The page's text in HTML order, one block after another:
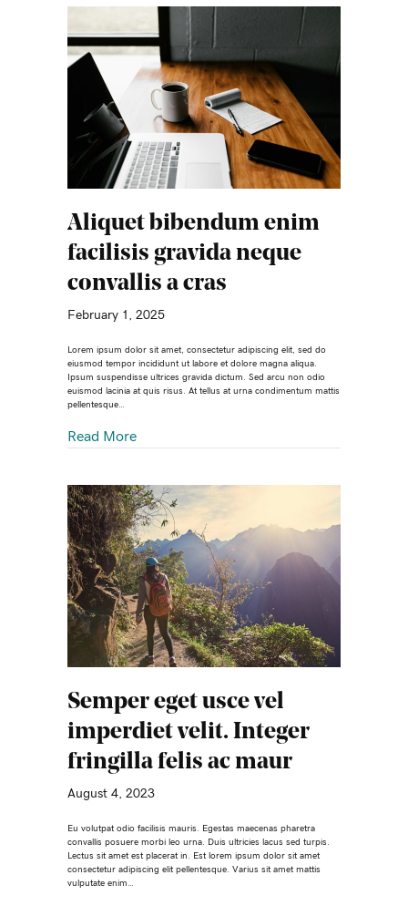
Aliquet bibendum enim
facilisis gravida neque
convallis a cras
February 1, 2025
Lorem ipsum dolor sit amet, consectetur adipiscing elit, sed do
eiusmod tempor incididunt ut labore et dolore magna aliqua.
Ipsum suspendisse ultrices gravida dictum. Sed arcu non odio
euismod lacinia at quis risus. At tellus at urna condimentum mattis
pellentesque…
Read More
Semper eget usce vel
imperdiet velit. Integer
fringilla felis ac maur
August 4, 2023
Eu volutpat odio facilisis mauris. Egestas maecenas pharetra
convallis posuere morbi leo urna. Duis ultricies lacus sed turpis.
Lectus sit amet est placerat in. Est lorem ipsum dolor sit amet
consectetur adipiscing elit pellentesque. Varius sit amet mattis
vulputate enim…